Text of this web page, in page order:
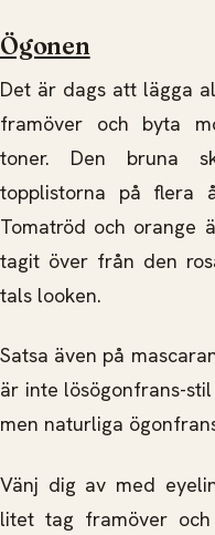
Ögonen
Det är dags att lägga
framöver och byta
toner. Den bruna
topplistorna på flera
Tomatröd och orange
tagit över från den
tals looken.
Satsa även på
är inte lösögonfrans-
men naturliga
Vänj dig av med
litet tag framöver